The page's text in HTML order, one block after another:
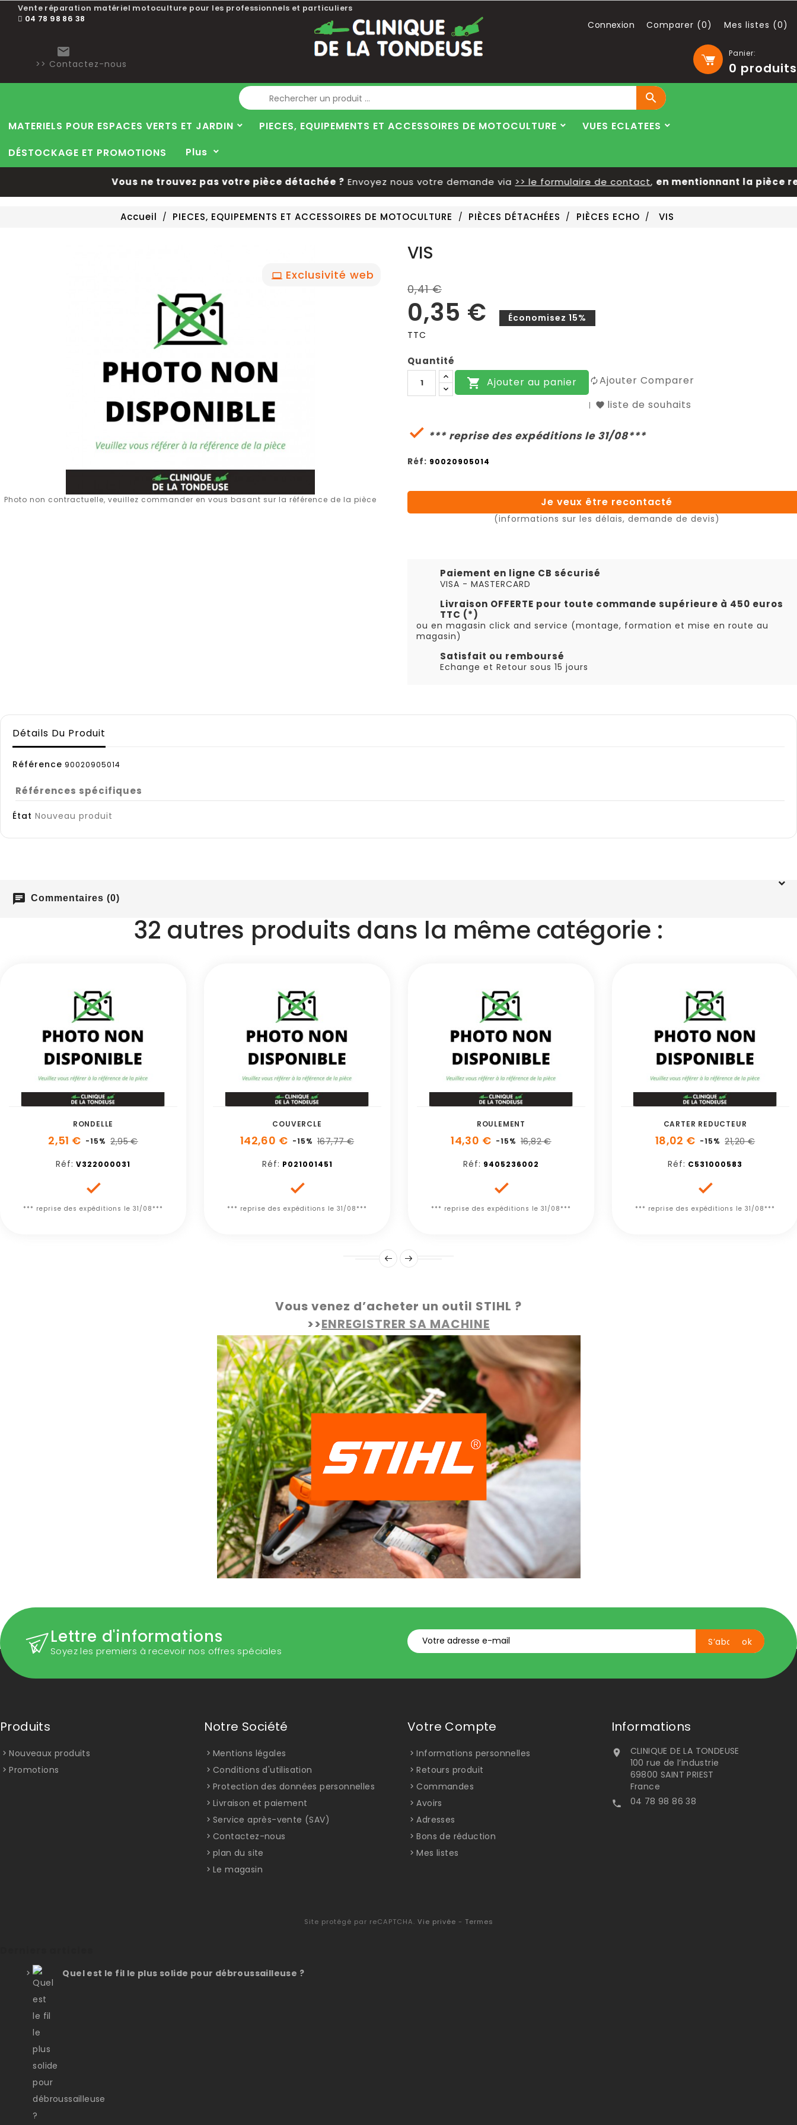
Vente réparation matériel motoculture pour les professionnels et particuliers
04 78 98 86 38
Panier:
0 produits

>> Contactez-nous
Connexion Comparer (0) Mes listes (0)
Blog

MATERIELS POUR ESPACES VERTS ET JARDIN PIECES, EQUIPEMENTS ET ACCESSOIRES DE MOTOCULTURE
VUES ECLATEES
DÉSTOCKAGE ET PROMOTIONS
Plus
Vous ne trouvez pas votre pièce détachée ?Envoyez nous votre demande via>> le formulaire de contact,en mentionnant la pièce
Accueil PIECES, EQUIPEMENTS ET ACCESSOIRES DE MOTOCULTURE PIÈCES DÉTACHÉES PIÈCES ECHO VIS
Exclusivité web
Photo non contractuelle, veuillez commander en vous basant sur la référence de la pièce
VIS
0,41 €
0,35 €
Économisez 15%
TTC
Quantité
 Ajouter au panier
Ajouter Comparer
liste de souhaits
 *** reprise des expéditions le 31/08***
Réf: 90020905014
Je veux être recontacté
(informations sur les délais, demande de devis)
Paiement en ligne CB sécurisé
VISA - MASTERCARD
Livraison OFFERTE pour toute commande supérieure à 450 euros
TTC (*)
ou en magasin click and service (montage, formation et mise en route au
magasin)
Satisfait ou remboursé
Echange et Retour sous 15 jours
Détails Du Produit
Référence 90020905014
Références spécifiques
État Nouveau produit
chat Commentaires (0)
32 autres produits dans la même catégorie :
RONDELLE
2,51 € -15% 2,95 €
Réf: V322000031

*** reprise des expéditions le 31/08***
COUVERCLE
142,60 € -15% 167,77 €
Réf: P021001451

*** reprise des expéditions le 31/08***
ROULEMENT
14,30 € -15% 16,82 €
Réf: 9405236002

*** reprise des expéditions le 31/08***
CARTER REDUCTEUR
18,02 € -15% 21,20 €
Réf: C531000583

*** reprise des expéditions le 31/08***
Vous venez d’acheter un outil STIHL ?
>>ENREGISTRER SA MACHINE
Lettre d'informations
Soyez les premiers à recevoir nos offres spéciales
Produits
Nouveaux produits
Promotions
Notre Société
Mentions légales
Conditions d'utilisation
Protection des données personnelles
Livraison et paiement
Service après-vente (SAV)
Contactez-nous
plan du site
Le magasin
Votre Compte
Informations personnelles
Retours produit
Commandes
Avoirs
Adresses
Bons de réduction
Mes listes
Informations

CLINIQUE DE LA TONDEUSE
100 rue de l’industrie
69800 SAINT PRIEST
France
 04 78 98 86 38
Site protégé par reCAPTCHA. Vie privée - Termes
Quel est le fil le plus solide pour débroussailleuse ?